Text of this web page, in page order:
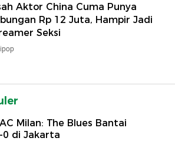
Aktor China Cuma Punya
Rp 12 Juta, Hampir Jadi
Seksi
Milan: The Blues Bantai
0 di Jakarta